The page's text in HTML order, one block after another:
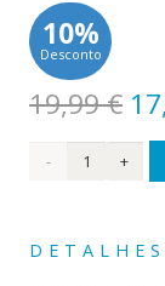
10%
Desconto
19,99€ O
Quantidade
DETALHES